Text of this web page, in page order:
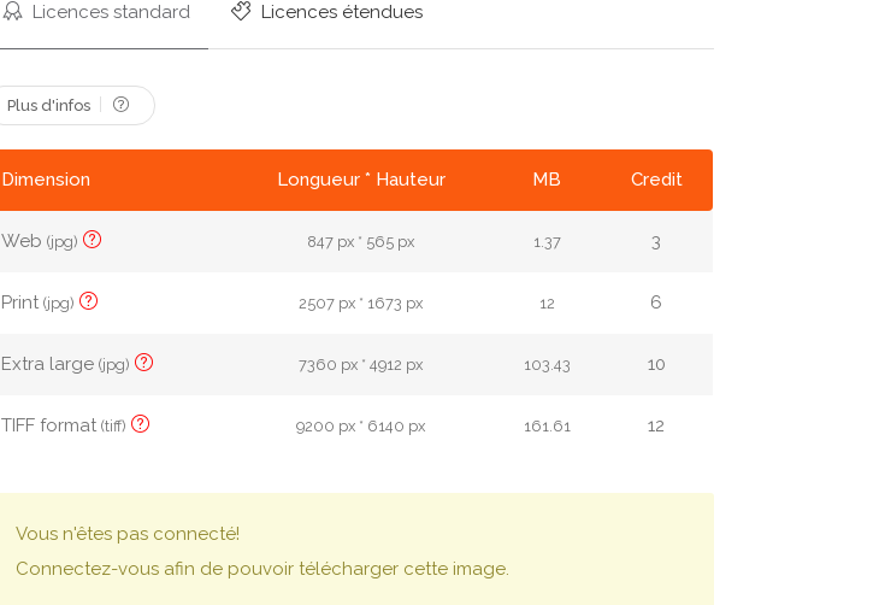
Licences standard Licences étendues
Plus d'infos
Dimension Longueur * Hauteur MB Credit
Web(jpg) 847 px * 565 px 1.37 3
Print(jpg) 2507 px * 1673 px 12 6
Extra large(jpg) 7360 px * 4912 px 103.43 10
TIFF format(tiff) 9200 px * 6140 px 161.61 12
Vous n'êtes pas connecté!
Connectez-vous afin de pouvoir télécharger cette image.